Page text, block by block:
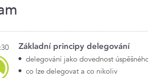
Základní principy delegování
delegování jako dovednost
co lze delegovat a co nikoliv